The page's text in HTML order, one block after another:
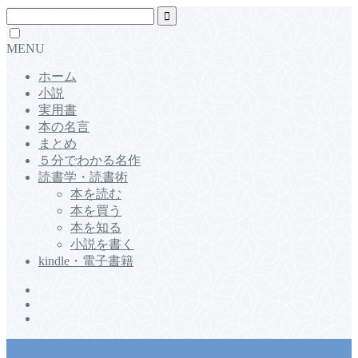
MENU
ホーム
小説
実用書
本の名言
まとめ
５分でわかる名作
読書学・読書術
本を読む
本を買う
本を知る
小説を書く
kindle・電子書籍